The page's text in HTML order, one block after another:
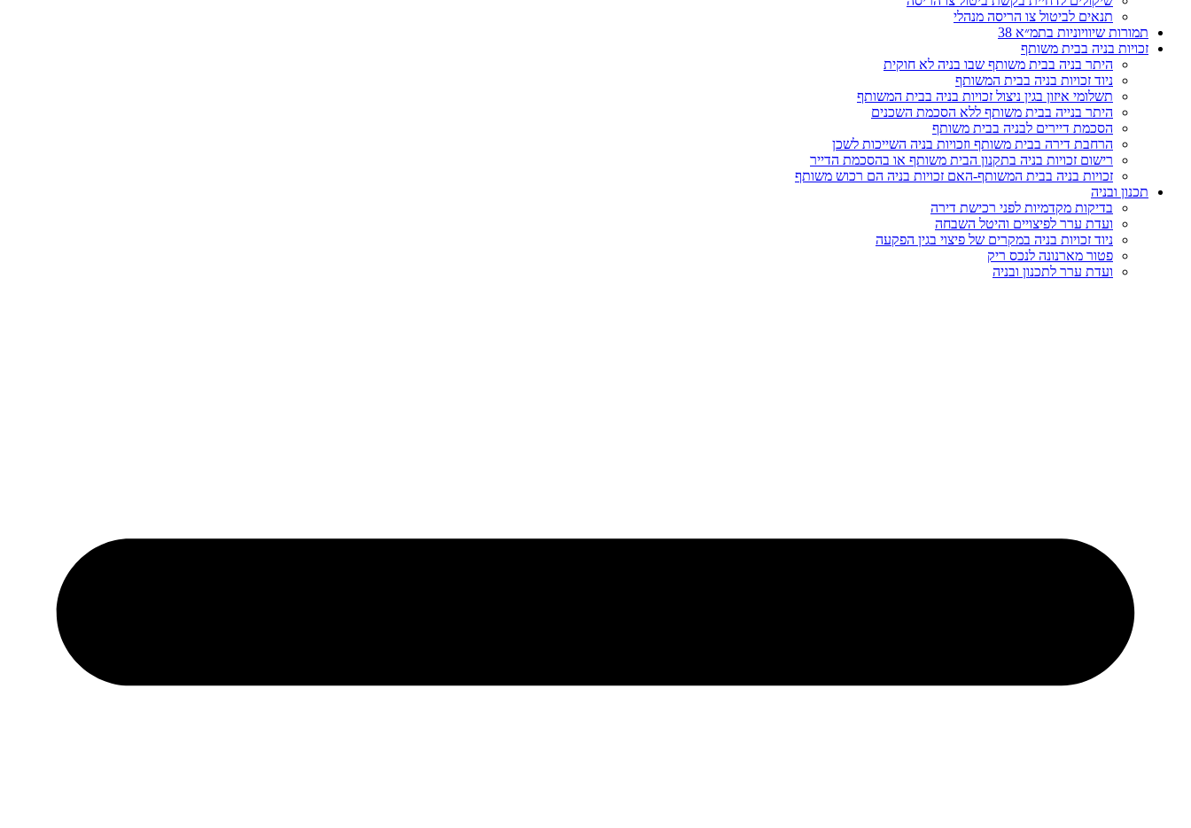
תנאים לביטול צו הריסה מנהלי
תמורות שיוויוניות בתמ״א 38
זכויות בניה בבית משותף
היתר בניה בבית משותף שבו בניה לא חוקית
ניוד זכויות בניה בבית המשותף
תשלומי איזון בגין ניצול זכויות בניה בבית המשותף
היתר בנייה בבית משותף ללא הסכמת השכנים
הסכמת דיירים לבניה בבית משותף
הרחבת דירה בבית משותף וזכויות בניה השייכות לשכן
רישום זכויות בניה בתקנון הבית משותף או בהסכמת הדייר
זכויות בניה בבית המשותף-האם זכויות בניה הם רכוש משותף
תכנון ובניה
בדיקות מקדמיות לפני רכישת דירה
ועדת ערר לפיצויים והיטל השבחה
ניוד זכויות בניה במקרים של פיצוי בגין הפקעה
פטור מארנונה לנכס ריק
ועדת ערר לתכנון ובניה